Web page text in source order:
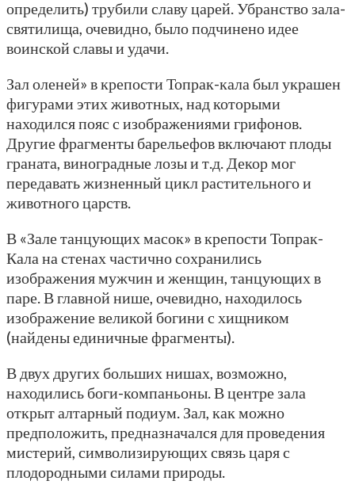
определить) трубили славу царей. Убранство зала-
святилища, очевидно, было подчинено идее
воинской славы и удачи.
Зал оленей» в крепости Топрак-кала был украшен
фигурами этих животных, над которыми
находился пояс с изображениями грифонов.
Другие фрагменты барельефов включают плоды
граната, виноградные лозы и т.д. Декор мог
передавать жизненный цикл растительного и
животного царств.
В «Зале танцующих масок» в крепости Топрак-
Кала на стенах частично сохранились
изображения мужчин и женщин, танцующих в
паре. В главной нише, очевидно, находилось
изображение великой богини с хищником
(найдены единичные фрагменты).
В двух других больших нишах, возможно,
находились боги-компаньоны. В центре зала
открыт алтарный подиум. Зал, как можно
предположить, предназначался для проведения
мистерий, символизирующих связь царя с
плодородными силами природы.